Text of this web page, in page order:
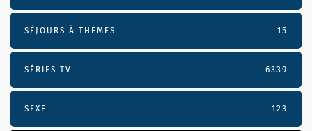
SÉJOURS À THÈMES 15
SÉRIES TV 6339
SEXE 123